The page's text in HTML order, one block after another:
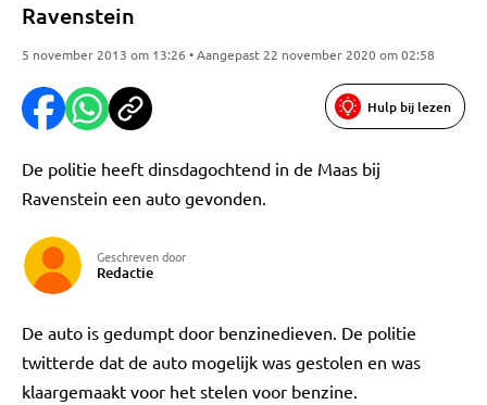
Ravenstein
5 november 2013 om 13:26 • Aangepast 22 november 2020 om 02:58
Hulp bij lezen
De politie heeft dinsdagochtend in de Maas bij
Ravenstein een auto gevonden.
Geschreven door
Redactie
De auto is gedumpt door benzinedieven. De politie
twitterde dat de auto mogelijk was gestolen en was
klaargemaakt voor het stelen voor benzine.